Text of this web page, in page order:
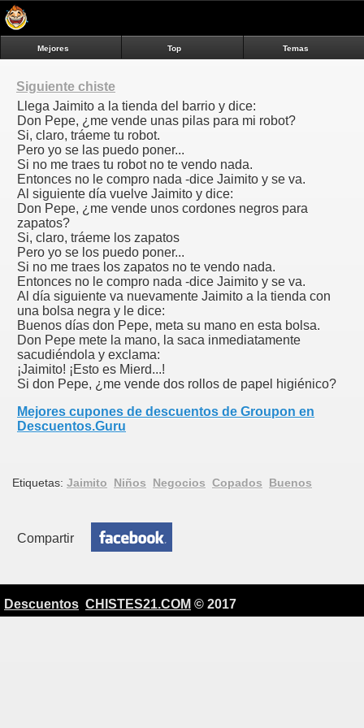
Mejores Top Temas
Siguiente chiste
Llega Jaimito a la tienda del barrio y dice:
Don Pepe, ¿me vende unas pilas para mi robot?
Si, claro, tráeme tu robot.
Pero yo se las puedo poner...
Si no me traes tu robot no te vendo nada.
Entonces no le compro nada -dice Jaimito y se va.
Al siguiente día vuelve Jaimito y dice:
Don Pepe, ¿me vende unos cordones negros para
zapatos?
Si, claro, tráeme los zapatos
Pero yo se los puedo poner...
Si no me traes los zapatos no te vendo nada.
Entonces no le compro nada -dice Jaimito y se va.
Al día siguiente va nuevamente Jaimito a la tienda con
una bolsa negra y le dice:
Buenos días don Pepe, meta su mano en esta bolsa.
Don Pepe mete la mano, la saca inmediatamente
sacudiéndola y exclama:
¡Jaimito! ¡Esto es Mierd...!
Si don Pepe, ¿me vende dos rollos de papel higiénico?
Mejores cupones de descuentos de Groupon en
Descuentos.Guru
Etiquetas: Jaimito Niños Negocios Copados Buenos
Compartir
Descuentos CHISTES21.COM © 2017